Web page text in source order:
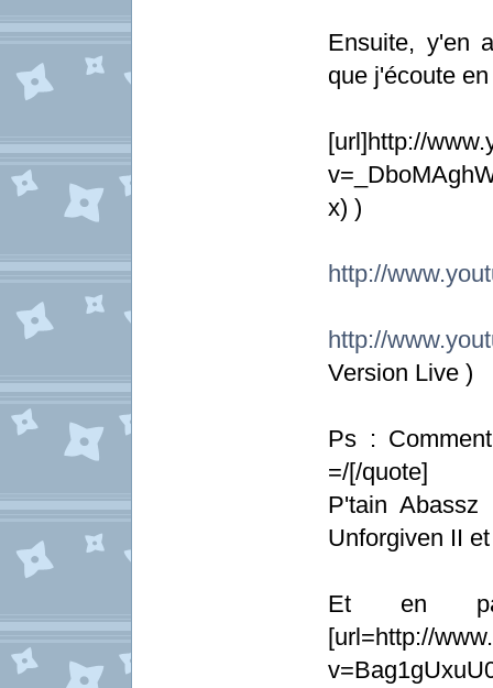
Ensuite, y'en
que j'écoute
[url]http://
x) )
http://
http://
Version Live )
Ps :
=/[/quote]
P'tain
Unforgiven II
Et en
[url=http://